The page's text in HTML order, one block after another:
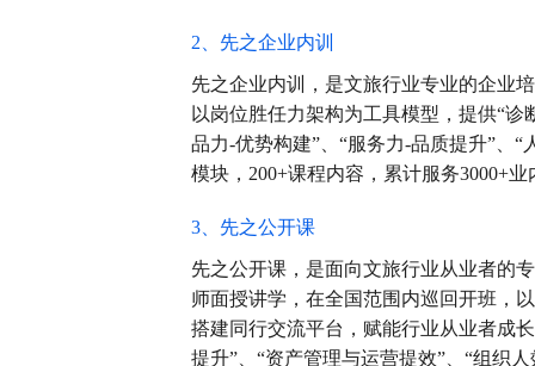
2、先之企业内训
先之企业内训，是文旅行业专业的企业
以岗位胜任力架构为工具模型，提供“
品力-优势构建”、“服务力-品质提升”、
模块，200+课程内容，累计服务3000+
3、先之公开课
先之公开课，是面向文旅行业从业者的
师面授讲学，在全国范围内巡回开班，
搭建同行交流平台，赋能行业从业者成
提升”、“资产管理与运营提效”、“组织